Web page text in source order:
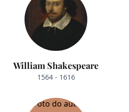
William Shakespeare
1564 - 1616